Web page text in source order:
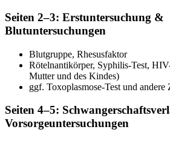
Seiten 2–3: Erstuntersuchung &
Blutuntersuchungen
Blutgruppe, Rhesusfaktor
Rötelnantikörper, Syphilis-Test,
Mutter und des Kindes)
ggf. Toxoplasmose-Test und andere
Seiten 4–5:
Vorsorgeuntersuchungen